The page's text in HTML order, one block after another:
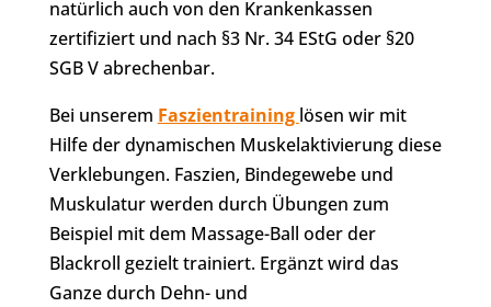
natürlich auch von den Krankenkassen
zertifiziert und nach §3 Nr. 34 EStG oder §20
SGB V abrechenbar.
Bei unserem Faszientraining lösen wir mit
Hilfe der dynamischen Muskelaktivierung diese
Verklebungen. Faszien, Bindegewebe und
Muskulatur werden durch Übungen zum
Beispiel mit dem Massage-Ball oder der
Blackroll gezielt trainiert. Ergänzt wird das
Ganze durch Dehn- und